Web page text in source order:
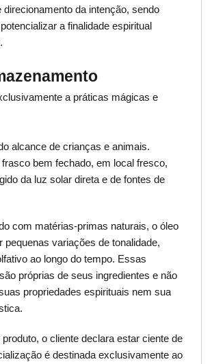
direcionamento da intenção, sendo
a finalidade espiritual
a práticas mágicas e
alcance de crianças e animais.
bem fechado, em local fresco,
da luz solar direta e de fontes de
com matérias-primas naturais, o óleo
pequenas variações de tonalidade,
ao longo do tempo. Essas
próprias de seus ingredientes e não
propriedades espirituais nem sua
o cliente declara estar ciente de
é destinada exclusivamente ao